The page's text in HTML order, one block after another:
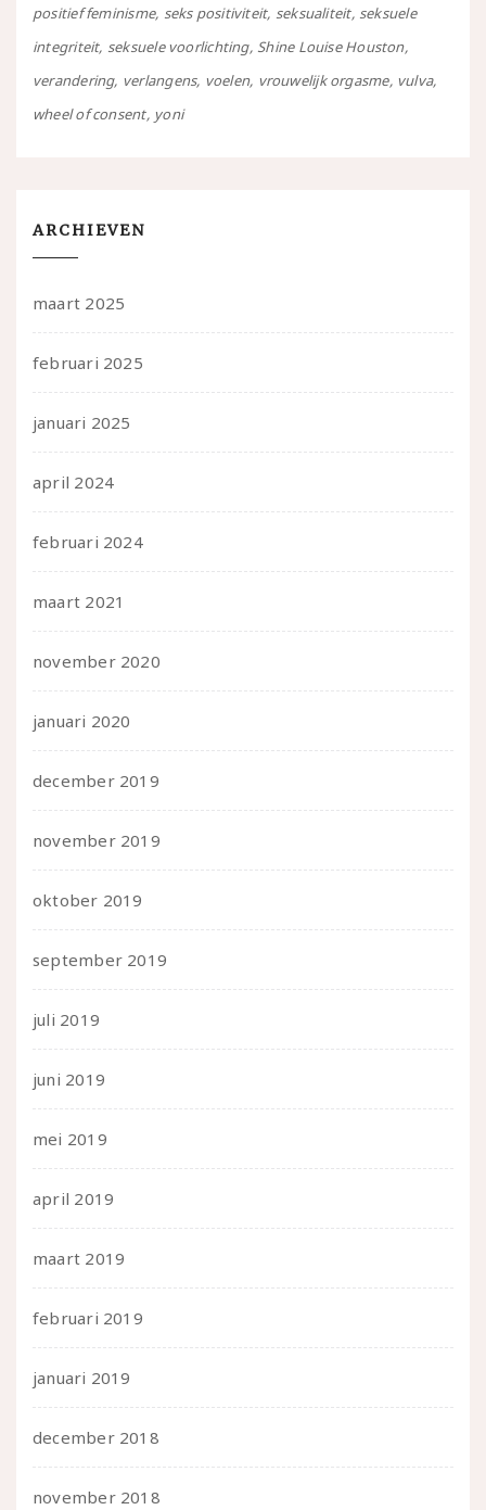
positief feminisme seks positiviteit seksualiteit seksuele
integriteit seksuele voorlichting Shine Louise Houston
verandering verlangens voelen vrouwelijk orgasme vulva
wheel of consent yoni
ARCHIEVEN
maart 2025
februari 2025
januari 2025
april 2024
februari 2024
maart 2021
november 2020
januari 2020
december 2019
november 2019
oktober 2019
september 2019
juli 2019
juni 2019
mei 2019
april 2019
maart 2019
februari 2019
januari 2019
december 2018
november 2018